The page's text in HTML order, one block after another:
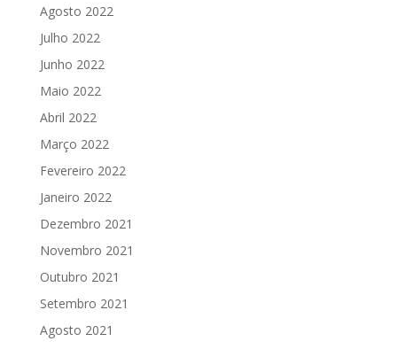
Agosto 2022
Julho 2022
Junho 2022
Maio 2022
Abril 2022
Março 2022
Fevereiro 2022
Janeiro 2022
Dezembro 2021
Novembro 2021
Outubro 2021
Setembro 2021
Agosto 2021